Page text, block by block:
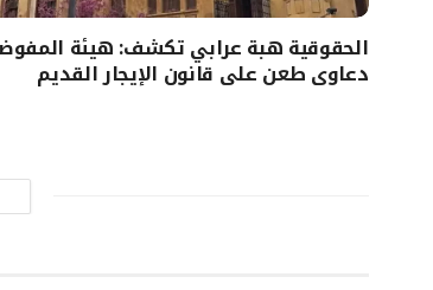
دعاوى طعن على قانون الإيجار القديم